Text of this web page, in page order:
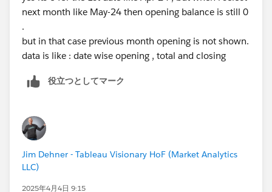
next month like May-24 then opening balance is still 0
.
but in that case previous month opening is not shown.
data is like : date wise opening , total and closing
役立つとしてマーク
Jim Dehner - Tableau Visionary HoF (Market Analytics
LLC)
2025年4月4日 9:15